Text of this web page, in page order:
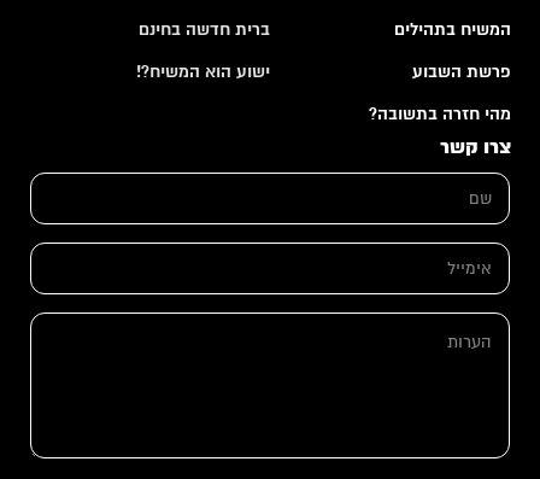
המשיח בתהילים
פרשת השבוע
מהי חזרה בתשובה?
ברית חדשה בחינם
ישוע הוא המשיח?!
צרו קשר
ש
*
א
מ
י
א
מ
י
ה